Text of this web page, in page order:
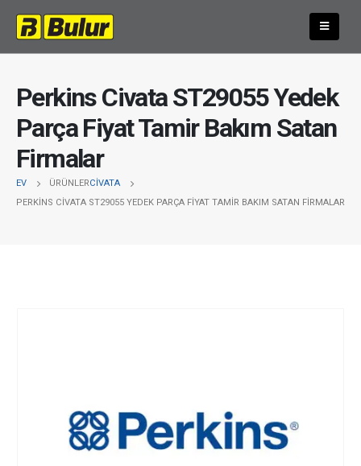
Perkins Civata ST29055 Yedek
Parça Fiyat Tamir Bakım Satan
Firmalar
EV ÜRÜNLERCIVATA
PERKINS CIVATA ST29055 YEDEK PARÇA FIYAT TAMIR BAKIM SATAN FIRMALAR